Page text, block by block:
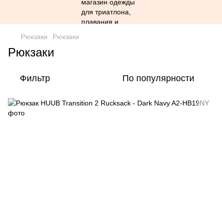
Рюкзаки Рюкзаки
Рюкзаки
Фильтр По популярности